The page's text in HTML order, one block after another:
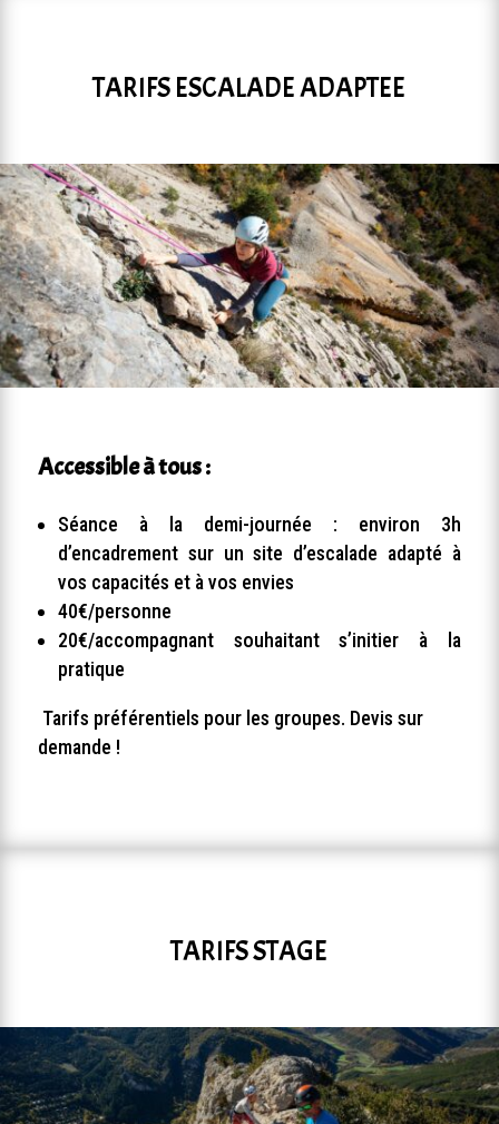
TARIFS ESCALADE ADAPTEE
Accessible à tous :
Séance à la demi-journée : environ 3h
d’encadrement sur un site d’escalade adapté à
vos capacités et à vos envies
40€/personne
20€/accompagnant souhaitant s’initier à la
pratique
Tarifs préférentiels pour les groupes. Devis sur
demande !
TARIFS STAGE